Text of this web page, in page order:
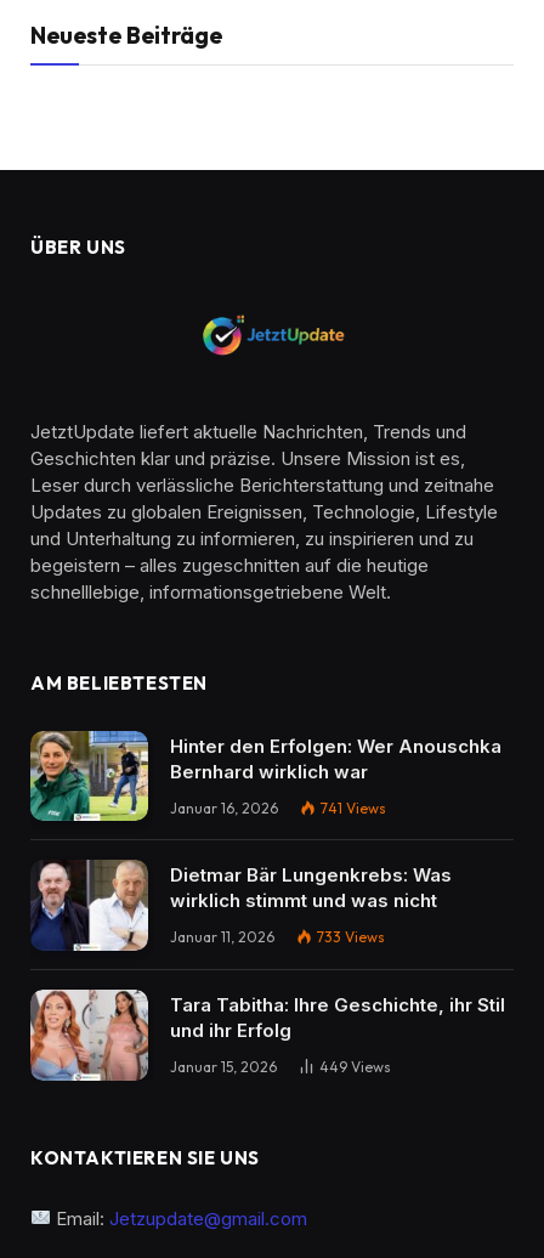
Neueste Beiträge
ÜBER UNS
JetztUpdate liefert aktuelle Nachrichten, Trends und
Geschichten klar und präzise. Unsere Mission ist es,
Leser durch verlässliche Berichterstattung und zeitnahe
Updates zu globalen Ereignissen, Technologie, Lifestyle
und Unterhaltung zu informieren, zu inspirieren und zu
begeistern – alles zugeschnitten auf die heutige
schnelllebige, informationsgetriebene Welt.
AM BELIEBTESTEN
Hinter den Erfolgen: Wer Anouschka
Bernhard wirklich war
Januar 16, 2026 741 Views
Dietmar Bär Lungenkrebs: Was
wirklich stimmt und was nicht
Januar 11, 2026 733 Views
Tara Tabitha: Ihre Geschichte, ihr Stil
und ihr Erfolg
Januar 15, 2026 449 Views
KONTAKTIEREN SIE UNS
Email:Jetzupdate@gmail.com